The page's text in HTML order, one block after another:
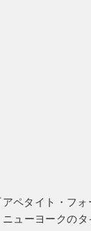
ペタイト・フ
ューヨークの